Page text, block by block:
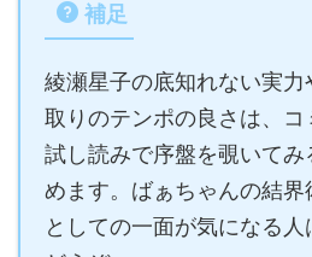
補足
綾瀬星子の底知れない実力
取りのテンポの良さは、
試し読みで序盤を覗いて
めます。ばぁちゃんの結
としての一面が気になる